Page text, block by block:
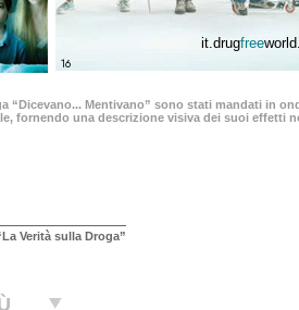
16
it.drugfree
“Dicevano... Mentivano” sono stati mandati in
fornendo una descrizione visiva dei suoi effetti
Verità sulla Droga”